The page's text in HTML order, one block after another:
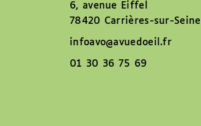
6, avenue Eiffel
78420 Carrières-sur-Seine
infoavo@avuedoeil.fr
01 30 36 75 69